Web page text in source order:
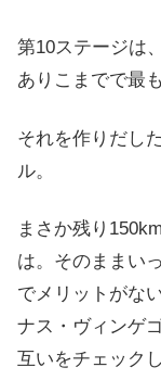
第10ステージは
ありこまでで最
それを作りだし
ル。
まさか残り
は。そのままい
でメリットがな
ナス・ヴィンゲ
互いをチェック